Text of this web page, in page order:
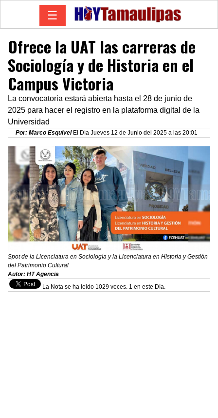
☰
Ofrece la UAT las carreras de
Sociología y de Historia en el
Campus Victoria
La convocatoria estará abierta hasta el 28 de junio de
2025 para hacer el registro en la plataforma digital de la
Universidad
Por: Marco Esquivel El Día Jueves 12 de Junio del 2025 a las 20:01
Spot de la Licenciatura en Sociología y la Licenciatura en Historia y Gestión
del Patrimonio Cultural
Autor: HT Agencia
La Nota se ha leido 1029 veces. 1 en este Día.